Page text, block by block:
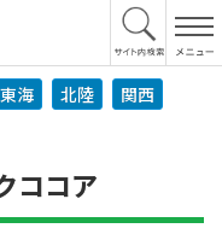
東海 北陸
関西
ココア